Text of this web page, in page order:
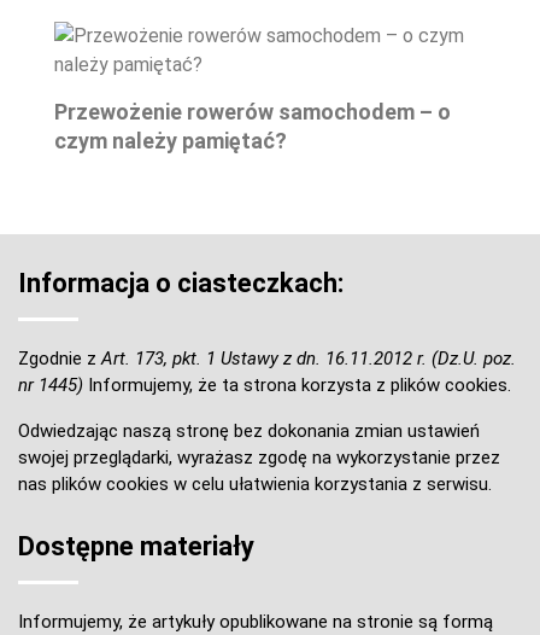
Przewożenie rowerów samochodem – o
czym należy pamiętać?
Informacja o ciasteczkach:
Zgodnie zArt. 173, pkt. 1 Ustawy z dn. 16.11.2012 r. (Dz.U. poz.
nr 1445) Informujemy, że ta strona korzysta z plików cookies.
Odwiedzając naszą stronę bez dokonania zmian ustawień
swojej przeglądarki, wyrażasz zgodę na wykorzystanie przez
nas plików cookies w celu ułatwienia korzystania z serwisu.
Dostępne materiały
Informujemy, że artykuły opublikowane na stronie są formą